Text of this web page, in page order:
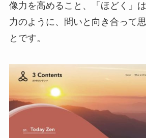
像力を高めること、「ほどく」
力のように、問いと向き合って
とです。